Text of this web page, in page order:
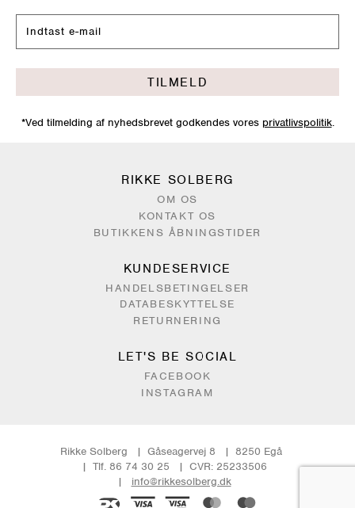
TILMELD
*Ved tilmelding af nyhedsbrevet godkendes vores privatlivspolitik.
RIKKE SOLBERG
OM OS
KONTAKT OS
BUTIKKENS ÅBNINGSTIDER
KUNDESERVICE
HANDELSBETINGELSER
DATABESKYTTELSE
RETURNERING
LET'S BE SOCIAL
FACEBOOK
INSTAGRAM
Rikke Solberg Gåseagervej 8
8250 Egå
Tlf. 86 74 30 25
CVR: 25233506
info@rikkesolberg.dk